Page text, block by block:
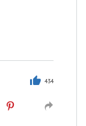
434